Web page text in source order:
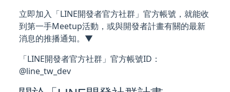
立即加入「LINE開發者官方社群」官方帳號，就能收
到第一手Meetup活動，或與開發者計畫有關的最新
消息的推播通知。▼
「LINE開發者官方社群」官方帳號ID：
@line_tw_dev